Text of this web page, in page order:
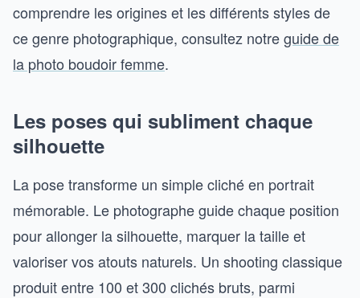
comprendre les origines et les différents styles de
ce genre photographique, consultez notreguide de
la photo boudoir femme.
Les poses qui subliment chaque
silhouette
La pose transforme un simple cliché en portrait
mémorable. Le photographe guide chaque position
pour allonger la silhouette, marquer la taille et
valoriser vos atouts naturels. Un shooting classique
produit entre 100 et 300 clichés bruts, parmi